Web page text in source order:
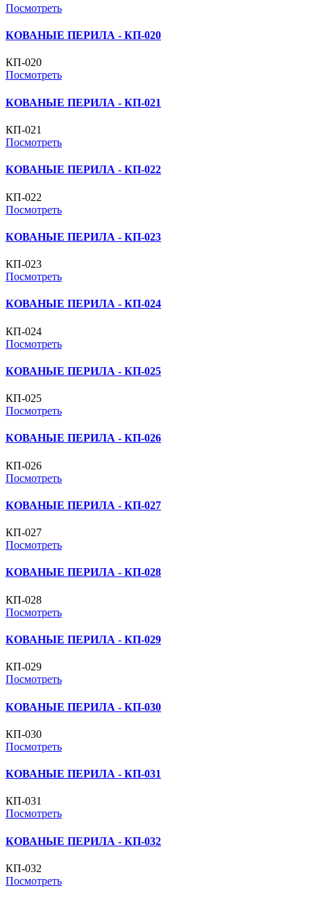
Посмотреть
КОВАНЫЕ ПЕРИЛА - КП-020
КП-020
Посмотреть
КОВАНЫЕ ПЕРИЛА - КП-021
КП-021
Посмотреть
КОВАНЫЕ ПЕРИЛА - КП-022
КП-022
Посмотреть
КОВАНЫЕ ПЕРИЛА - КП-023
КП-023
Посмотреть
КОВАНЫЕ ПЕРИЛА - КП-024
КП-024
Посмотреть
КОВАНЫЕ ПЕРИЛА - КП-025
КП-025
Посмотреть
КОВАНЫЕ ПЕРИЛА - КП-026
КП-026
Посмотреть
КОВАНЫЕ ПЕРИЛА - КП-027
КП-027
Посмотреть
КОВАНЫЕ ПЕРИЛА - КП-028
КП-028
Посмотреть
КОВАНЫЕ ПЕРИЛА - КП-029
КП-029
Посмотреть
КОВАНЫЕ ПЕРИЛА - КП-030
КП-030
Посмотреть
КОВАНЫЕ ПЕРИЛА - КП-031
КП-031
Посмотреть
КОВАНЫЕ ПЕРИЛА - КП-032
КП-032
Посмотреть